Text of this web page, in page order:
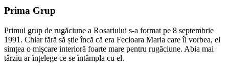
Prima Grup
Primul grup de rugăciune a Rosariului s-a format pe 8 septembrie
1991. Chiar fără să știe încă că era Fecioara Maria care îi vorbea, el
simțea o mișcare interioră foarte mare pentru rugăciune. Abia mai
târziu ar înțelege ce se întâmpla cu el.